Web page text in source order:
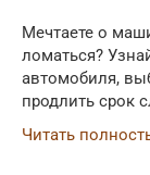
Мечтаете о
ломаться?
автомобиля,
продлить срок
Читать